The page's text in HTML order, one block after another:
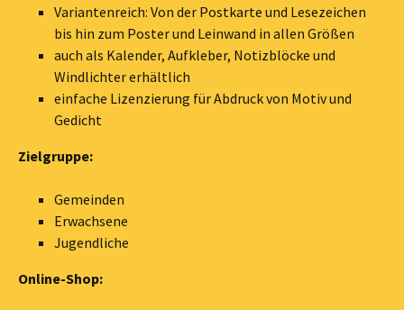
Variantenreich: Von der Postkarte und Lesezeichen
bis hin zum Poster und Leinwand in allen Größen
auch als Kalender, Aufkleber, Notizblöcke und
Windlichter erhältlich
einfache Lizenzierung für Abdruck von Motiv und
Gedicht
Zielgruppe:
Gemeinden
Erwachsene
Jugendliche
Online-Shop: